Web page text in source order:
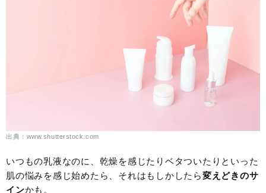
出典：www.shutterstock.com
いつもの乳液なのに、乾燥を感じたりベタついたりといった
肌の悩みを感じ始めたら、それはもしかしたら変えどきのサ
インかも。